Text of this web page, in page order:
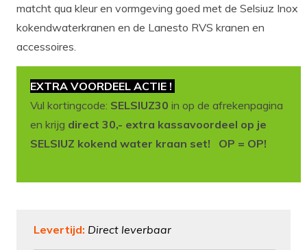
matcht qua kleur en vormgeving goed met de Selsiuz Inox
kokendwaterkranen en de Lanesto RVS kranen en
accessoires.
EXTRA VOORDEEL ACTIE !
Vul kortingcode: SELSIUZ30 in op de afrekenpagina
en krijg direct 30,- extra kassavoordeel op je
SELSIUZ kokend water kraan set! OP = OP!
Levertijd: Direct leverbaar